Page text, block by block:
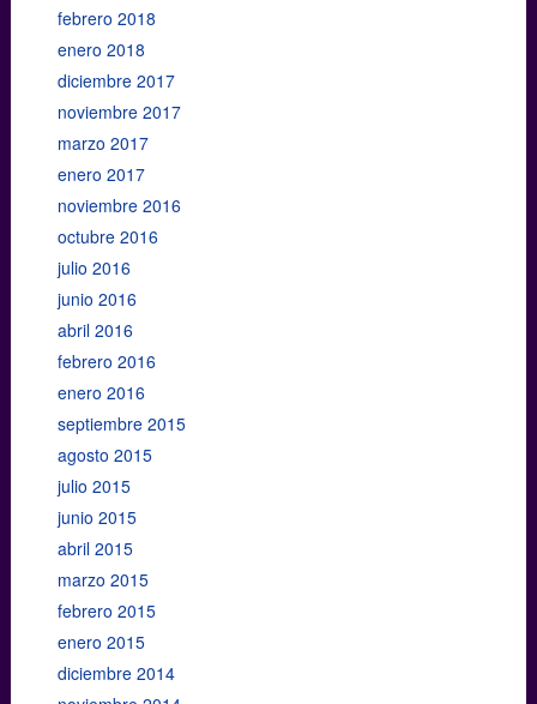
febrero 2018
enero 2018
diciembre 2017
noviembre 2017
marzo 2017
enero 2017
noviembre 2016
octubre 2016
julio 2016
junio 2016
abril 2016
febrero 2016
enero 2016
septiembre 2015
agosto 2015
julio 2015
junio 2015
abril 2015
marzo 2015
febrero 2015
enero 2015
diciembre 2014